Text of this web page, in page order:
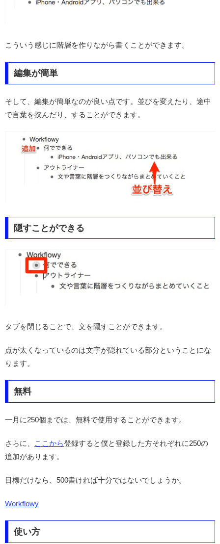
こういう感じに階層を作りながら書くことができます。
編集が簡単
そして、編集が簡単なのが良い点です。並びを変えたり、途中
で言葉を挟んだり、することができます。
隠すことができる
タブを閉じることで、文を隠すことができます。
点が太くなっているのは文字が隠れている部分ということにな
ります。
無料
一月に250個までは、無料で使用することができます。
さらに、 ここから登録すると僕と登録した方それぞれに250の
追加があります。
目標だけなら、500書ければ十分ではないでしょうか。
Workflowy
使い方